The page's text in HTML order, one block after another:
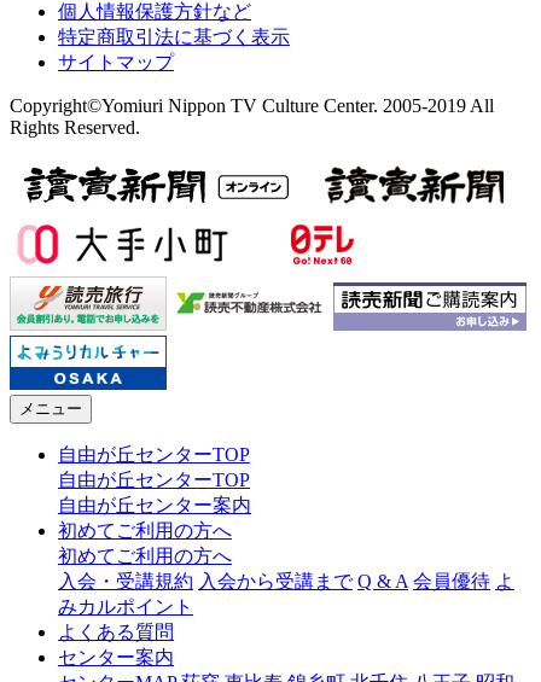
個人情報保護方針など
特定商取引法に基づく表示
サイトマップ
Copyright©Yomiuri Nippon TV Culture Center. 2005-2019 All
Rights Reserved.
メニュー
自由が丘センターTOP
自由が丘センターTOP
自由が丘センター案内
初めてご利用の方へ
初めてご利用の方へ
入会・受講規約 入会から受講まで Q & A 会員優待 よ
みカルポイント
よくある質問
センター案内